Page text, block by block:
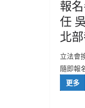
報
任
北
立法會
隨即報
更多